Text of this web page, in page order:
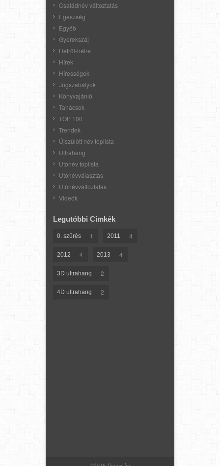
Családnév változtatás
Egészség
Egyéb
Gyerekszáj
Hétről-hétre
Hírek
Hírességek
Jogszabályok
Könyvajánló
Tanácsok
TOP 100
Trendek
Újszülött név toplista
Ultrahang
Utónév toplista
Utónévválasztás
Utónévváltoztatás
Videók
Legutóbbi Címkék
0. szűrés 1 2011 4
2012 4 2013 4
3D ultrahang 2
4D ultrahang 2